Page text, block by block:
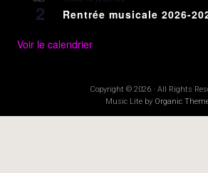
2 Rentrée musicale 2026-
Voir le calendrier
Copyright © 2026 · All Rights
Music Lite by Organic